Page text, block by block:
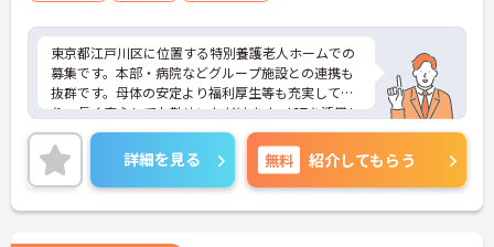
東京都江戸川区に位置する特別養護老人ホームでの
募集です。本部・病院などグループ施設との連携も
抜群です。母体の安定より福利厚生等も充実してお
り、長く安心してお勤めいただけます。ICTを活用し
た職員の負担軽減や、最先端の調理システムを導入
しており、働きやすい環境が整っています。
ご興味のある方には、面接対策ポイントなど、さら
に詳細をお話しいたしますので、お気軽にご相談く
ださい。
詳細を見る 無料 紹介してもらう